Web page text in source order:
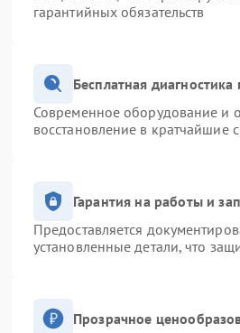
гарантийных обязательств
Бесплатная
Современное оборудование и
восстановление в кратчайшие
Гарантия на работы и
Предоставляется
установленные детали, что
Прозрачное